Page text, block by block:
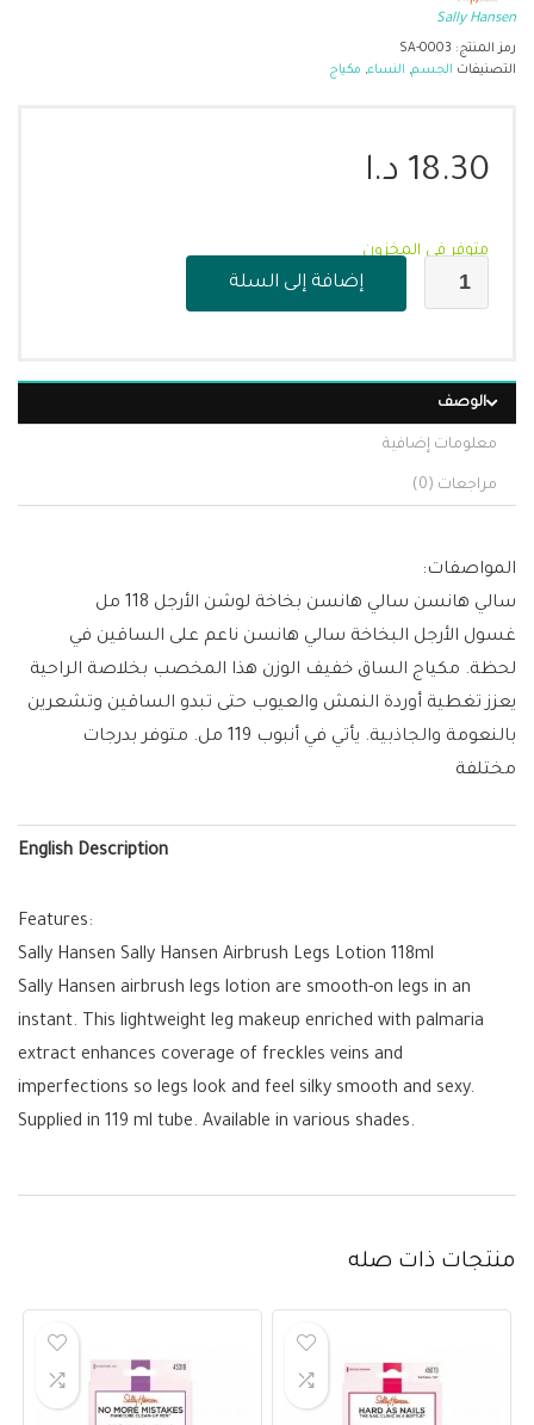
Sally Hansen
رمز المنتج: SA-0003
التصنيفات الجسم, النساء, مكياج
18.30 د.ا
متوفر في المخزون
إضافة إلى السلة
الوصف
معلومات إضافية
مراجعات (0)
المواصفات:
سالي هانسن سالي هانسن بخاخة لوشن الأرجل 118 مل
غسول الأرجل البخاخة سالي هانسن ناعم على الساقين في
لحظة. مكياج الساق خفيف الوزن هذا المخصب بخلاصة الراحية
يعزز تغطية أوردة النمش والعيوب حتى تبدو الساقين وتشعرين
بالنعومة والجاذبية. يأتي في أنبوب 119 مل. متوفر بدرجات
مختلفة
English Description
Features:
Sally Hansen Sally Hansen Airbrush Legs Lotion 118ml
Sally Hansen airbrush legs lotion are smooth-on legs in an
instant. This lightweight leg makeup enriched with palmaria
extract enhances coverage of freckles veins and
imperfections so legs look and feel silky smooth and sexy.
Supplied in 119 ml tube. Available in various shades.
منتجات ذات صله